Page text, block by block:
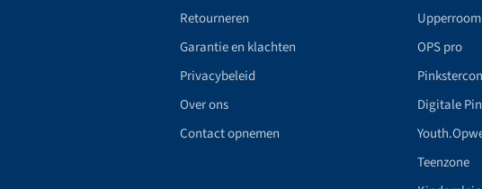
Retourneren
Garantie en klachten
Privacybeleid
Over ons
Contact opnemen
Upperroom
OPS pro
Digitale
Teenzone